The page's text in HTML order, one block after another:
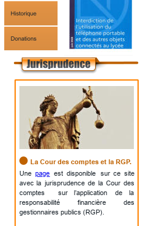
 La Cour des comptes et la RGP.
Une page est disponible sur ce site
avec la jurisprudence de la Cour des
comptes
sur l’application de
la
responsabilité
financière
des
gestionnaires publics (RGP).